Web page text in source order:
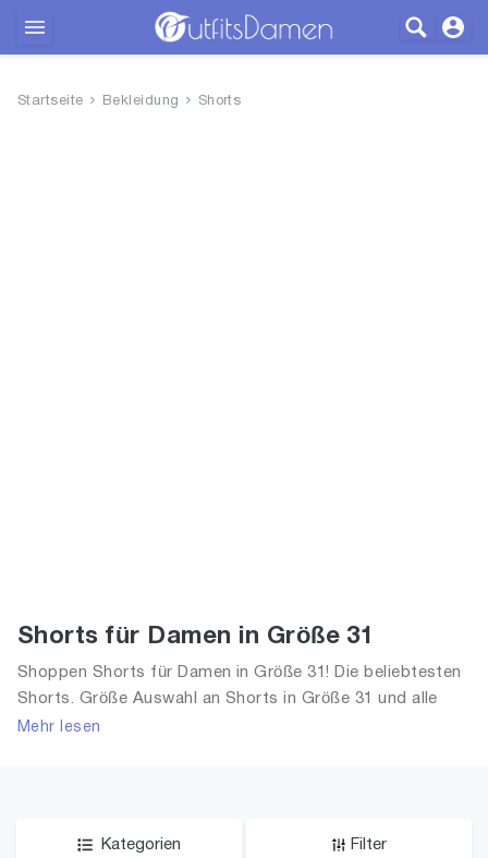
Startseite Bekleidung Shorts
Shorts für Damen in Größe 31
Shoppen Shorts für Damen in Größe 31! Die beliebtesten
Shorts. Größe Auswahl an Shorts in Größe 31 und alle
Trends aus 2026 für Frauen!
Mehr lesen
Kategorien Filter